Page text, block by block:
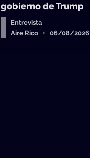
gobierno de Trump
Entrevista
Aire Rico • 06/08/2026